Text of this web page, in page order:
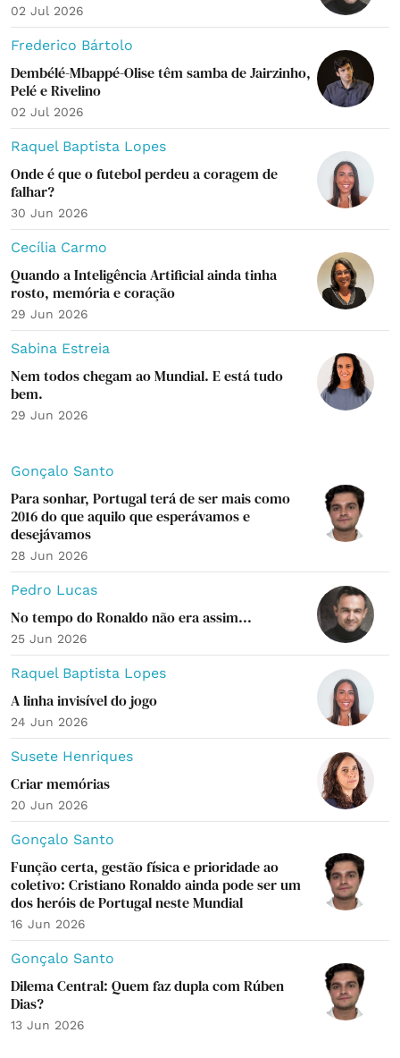
02 Jul 2026
Frederico Bártolo
Dembélé-Mbappé-Olise têm samba de Jairzinho,
Pelé e Rivelino
02 Jul 2026
Raquel Baptista Lopes
Onde é que o futebol perdeu a coragem de
falhar?
30 Jun 2026
Cecília Carmo
Quando a Inteligência Artificial ainda tinha
rosto, memória e coração
29 Jun 2026
Sabina Estreia
Nem todos chegam ao Mundial. E está tudo
bem.
29 Jun 2026
Gonçalo Santo
Para sonhar, Portugal terá de ser mais como
2016 do que aquilo que esperávamos e
desejávamos⁣⁣
28 Jun 2026
Pedro Lucas
No tempo do Ronaldo não era assim...
25 Jun 2026
Raquel Baptista Lopes
A linha invisível do jogo
24 Jun 2026
Susete Henriques
Criar memórias
20 Jun 2026
Gonçalo Santo
Função certa, gestão física e prioridade ao
coletivo: Cristiano Ronaldo ainda pode ser um
dos heróis de Portugal neste Mundial⁣
16 Jun 2026
Gonçalo Santo
Dilema Central: Quem faz dupla com Rúben
Dias?⁣⁣
13 Jun 2026